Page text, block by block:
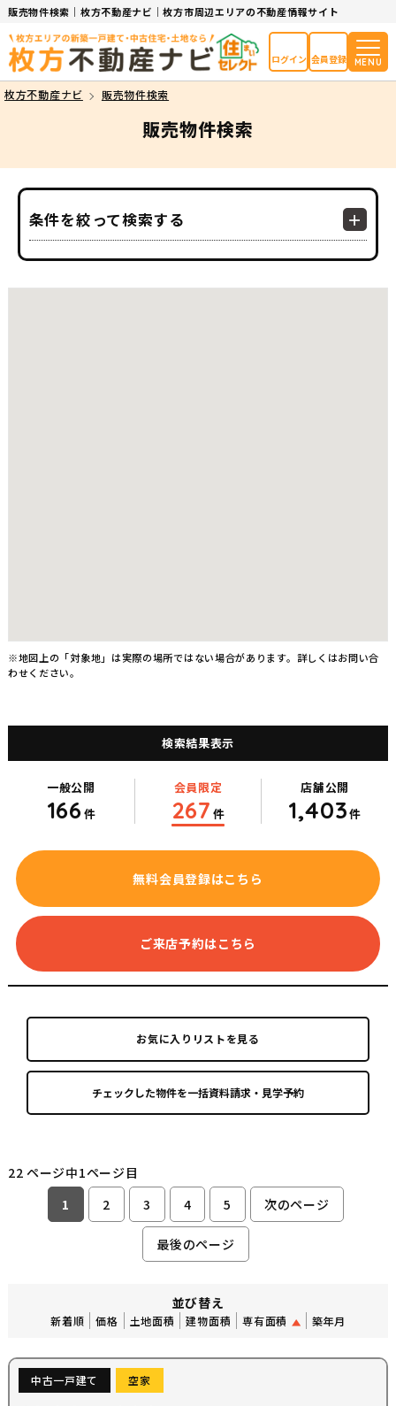
販売物件検索｜枚方不動産ナビ｜枚方市周辺エリアの不動産情報サイト
ログイン 会員登録 MENU
枚方不動産ナビ 販売物件検索
販売物件検索
条件を絞って検索する
※地図上の「対象地」は実際の場所ではない場合があります。詳しくはお問い合
わせください。
検索結果表示
一般公開
166 件
会員限定
267 件
店舗公開
1,403件
無料会員登録はこちら
ご来店予約はこちら
お気に入りリストを見る
22 ページ中1ページ目
1
2 3 4 5 次のページ
最後のページ
並び替え
新着順 価格 土地面積 建物面積 専有面積 築年月
中古一戸建て 空家